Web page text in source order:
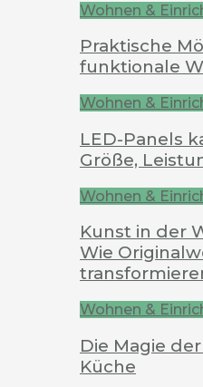
Wohnen &
Praktische
funktionale
Wohnen &
LED-Panels
Größe,
Wohnen &
Kunst in der
Wie
Wohnen &
Die Magie
Küche